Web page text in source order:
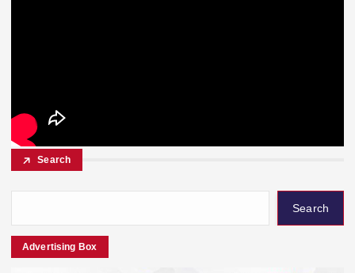
Search
Search
Advertising Box